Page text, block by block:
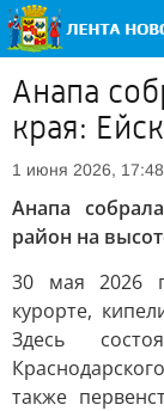
Анапа
края:
1 июня 2026, 17:48
Анапа
район на
30 мая 2026
курорте,
Здесь
также